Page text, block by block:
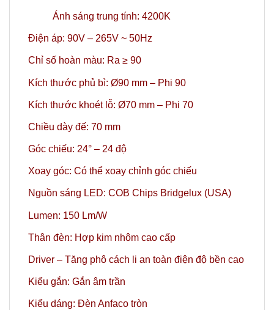
Ánh sáng trung tính: 4200K
Điện áp: 90V – 265V ~ 50Hz
Chỉ số hoàn màu: Ra ≥ 90
Kích thước phủ bì: Ø90 mm – Phi 90
Kích thước khoét lỗ: Ø70 mm – Phi 70
Chiều dày đế: 70 mm
Góc chiếu: 24° – 24 độ
Xoay góc: Có thể xoay chỉnh góc chiếu
Nguồn sáng LED: COB Chips Bridgelux (USA)
Lumen: 150 Lm/W
Thân đèn: Hợp kim nhôm cao cấp
Driver – Tăng phô cách li an toàn điện độ bền cao
Kiểu gắn: Gắn âm trần
Kiểu dáng: Đèn Anfaco tròn